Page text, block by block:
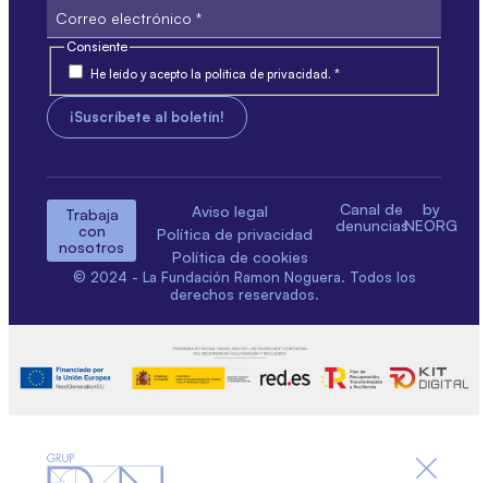
Consiente
He leído y acepto la política de privacidad. *
Trabaja
con
nosotros
Aviso legal
Política de privacidad
Política de cookies
Canal de
denuncias
by
NEORG
© 2024 - La Fundación Ramon Noguera. Todos los
derechos reservados.